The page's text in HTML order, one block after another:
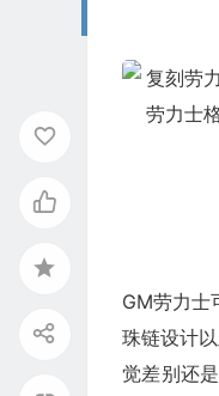
GM劳力
珠链设计
觉差别还